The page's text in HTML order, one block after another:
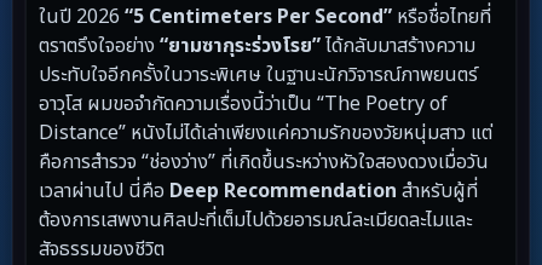
ในปี 2026 “5 Centimeters Per Second” หรือชื่อไทยที่
ตราตรึงใจอย่าง “ยามซากุระร่วงโรย”ได้กลับมาสร้างความ
ประทับใจอีกครั้งในวาระพิเศษ ในฐานะนักวิจารณ์ภาพยนตร์
อาวุโส ผมขอจำกัดความเรื่องนี้ว่าเป็น “The Poetry of
Distance” หนังไม่ได้เล่าเพียงแค่ความรักของวัยหนุ่มสาว แต่
คือการสำรวจ “ช่องว่าง” ที่เกิดขึ้นระหว่างหัวใจสองดวงเมื่อวัน
เวลาผ่านไป นี่คือ Deep Recommendation สำหรับผู้ที่
ต้องการเสพงานศิลปะที่เต็มไปด้วยอารมณ์ละเมียดละไมและ
สัจธรรมของชีวิต